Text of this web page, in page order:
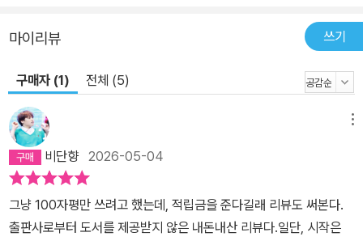
러가는 법이 없는 인생. 어쩌면 우리 삶은 영화라기보다는 좌충우돌
NG 컷 모음에 더 가까울지도 모르겠다. 다만 이 노 굿NG 순간들이
쌓이다보면 언젠가 시원하게 오케이를 외칠 수 있는 날이 오겠지, 고
대하며 기다리고 또 꿈꾸고 계속하는 것. 『GV 빌런 고태경』은 실제
로 영화학교 출신인 정대건 작가의 경험이 진하게 녹아든 작품이기도
하다. “뜻대로 풀리지 않는 삶에 절망한 채 힘든 시기를 보내고 있
었”(‘초판 작가의 말’에서)을 때 이 소설을 집필했다고 밝힌 작가는
그 당시 자신처럼 힘든 시기를 보내고 있는 이들에게 “꼭 뭐가 되어야
지만 사랑받을 수 있는 건 아니”(195쪽)라고, “네 탓만 하지 말고 세
상 탓도 절반”(159쪽) 하면서 이 시간을 통과해보자고 자상한 위로
마이리뷰 쓰기
구매자 (1) 전체 (5)
비단향2026-05-04
그냥 100자평만 쓰려고 했는데, 적립금을 준다길래 리뷰도 써본다.
출판사로부터 도서를 제공받지 않은 내돈내산 리뷰다.일단, 시작은